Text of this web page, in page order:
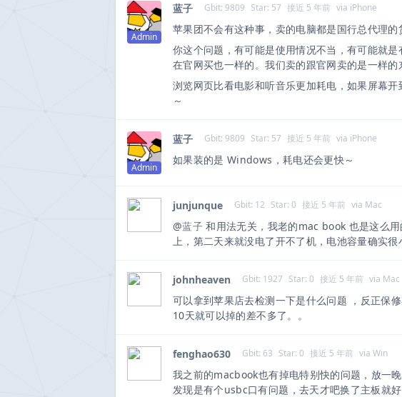
Admin
蓝子 Gbit: 9809 Star: 57 接近 5 年前 via iPhone
苹果团不会有这种事，卖的电脑都是国行总代理的
你这个问题，有可能是使用情况不当，有可能就
在官网买也一样的。我们卖的跟官网卖的是一样的
浏览网页比看电影和听音乐更加耗电，如果屏幕
～
Admin
蓝子 Gbit: 9809 Star: 57 接近 5 年前 via iPhone
如果装的是 Windows，耗电还会更快～
junjunque Gbit: 12 Star: 0 接近 5 年前 via Mac
@蓝子 和用法无关，我老的mac book 也是这么
上，第二天来就没电了开不了机，电池容量确实
johnheaven Gbit: 1927 Star: 0 接近 5 年前 via Mac
可以拿到苹果店去检测一下是什么问题 ，反正保
10天就可以掉的差不多了。。
fenghao630 Gbit: 63 Star: 0 接近 5 年前 via Win
我之前的macbook也有掉电特别快的问题，放一
发现是有个usbc口有问题，去天才吧换了主板就好